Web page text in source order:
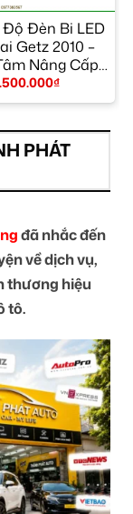
Độ Đèn Bi LED
Getz 2010 –
Nâng Cấp
Hãng
₫
PHÁT
đã nhắc đến
về dịch vụ,
thương hiệu
tô.